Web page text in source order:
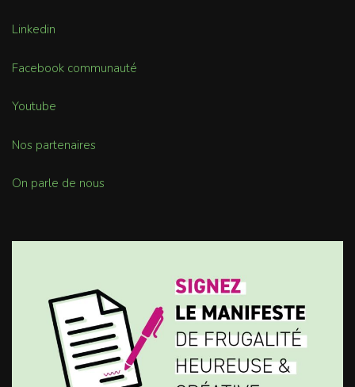
Linkedin
Facebook communauté
Youtube
Nos partenaires
On parle de nous